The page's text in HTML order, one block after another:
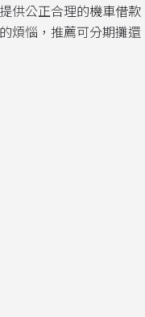
供公正合理的機車借款
煩惱，推薦可分期攤還